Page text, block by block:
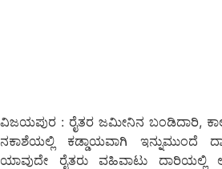
ವಿಜಯಪುರ : ರೈತರ ಜಮೀನಿನ ಬಂಡಿದಾರಿ,
ನಕಾಶೆಯಲ್ಲಿ ಕಡ್ಡಾಯವಾಗಿ ಇನ್ನುಮುಂದೆ
ಯಾವುದೇ ರೈತರು ವಹಿವಾಟು